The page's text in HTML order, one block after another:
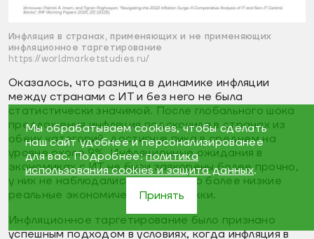
Инфляция в странах, применяющих и не применяющих
инфляционное таргетирование
https://worldmarketstudies.ru/
Оказалось, что разница в динамике инфляции
между странами с ИТ и без него не была
статистически значимой. После глобального шока
предложения инфляция подскочила в странах из
обеих категорий, достигнув пика в среднем на
уровне около 9%. Инфляционные ожидания в
экономиках с ИТ не были заякорены более прочно,
у них не наблюдались однозначно более низкие
реальные экономические издержки.
Инфляционное таргетирование было признано
успешным подходом в условиях, когда инфляция в
Мы обрабатываем cookies, чтобы сделать
наш сайт удобнее и персонализированее
для вас. Подробнее:политика
использования cookies и защита данных.
Принять